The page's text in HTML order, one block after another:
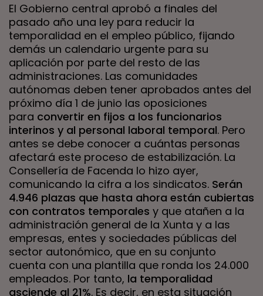
El Gobierno central aprobó a finales del
pasado año una ley para reducir la
temporalidad en el empleo público, fijando
demás un calendario urgente para su
aplicación por parte del resto de las
administraciones. Las comunidades
autónomas deben tener aprobados antes del
próximo día 1 de junio las oposiciones
para convertir en fijos a los funcionarios
interinos y al personal laboral temporal. Pero
antes se debe conocer a cuántas personas
afectará este proceso de estabilización. La
Consellería de Facenda lo hizo ayer,
comunicando la cifra a los sindicatos. Serán
4.946 plazas que hasta ahora están cubiertas
con contratos temporales y que atañen a la
administración general de la Xunta y a las
empresas, entes y sociedades públicas del
sector autonómico, que en su conjunto
cuenta con una plantilla que ronda los 24.000
empleados. Por tanto, la temporalidad
asciende al 21%. Es decir, en esta situación